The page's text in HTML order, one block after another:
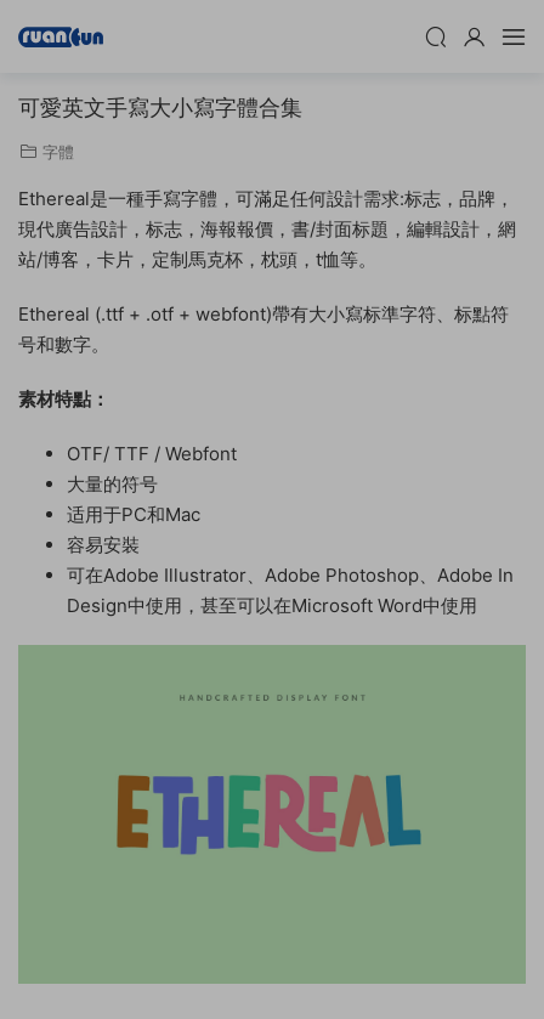
可愛英文手寫大小寫字體合集
字體
Ethereal是一種手寫字體，可滿足任何設計需求:标志，品牌，
現代廣告設計，标志，海報報價，書/封面标題，編輯設計，網
站/博客，卡片，定制馬克杯，枕頭，t恤等。
Ethereal (.ttf + .otf + webfont)帶有大小寫标準字符、标點符
号和數字。
素材特點：
OTF/ TTF / Webfont
大量的符号
适用于PC和Mac
容易安裝
可在Adobe Illustrator、Adobe Photoshop、Adobe In
Design中使用，甚至可以在Microsoft Word中使用